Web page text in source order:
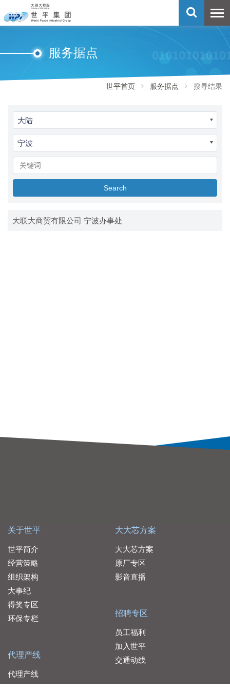
服务据点
世平首页 服务据点 搜寻结果
大陆
宁波
Search
大联大商贸有限公司 宁波办事处
关于世平
世平简介
经营策略
组织架构
大事纪
得奖专区
环保专栏
代理产线
代理产线
大大芯方案
大大芯方案
原厂专区
影音直播
招聘专区
员工福利
加入世平
交通动线